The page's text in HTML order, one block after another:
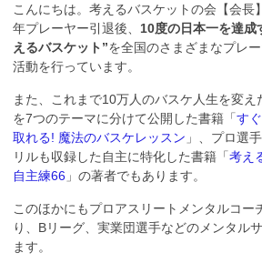
こんにちは。考えるバスケットの会【会長
年プレーヤー引退後、 10度の日本一を達成
えるバスケット”を全国のさまざまなプレ
活動を行っています。
また、これまで10万人のバスケ人生を変え
を7つのテーマに分けて公開した書籍「す
取れる! 魔法のバスケレッスン 」、プロ選
リルも収録した自主に特化した書籍「考え
自主練66 」の著者でもあります。
このほかにもプロアスリートメンタルコー
り、Bリーグ、実業団選手などのメンタル
ます。